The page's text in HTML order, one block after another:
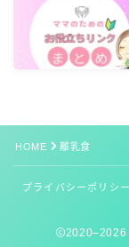
運営者
HOME 離乳食
プライバシーポリシ
2020–2026